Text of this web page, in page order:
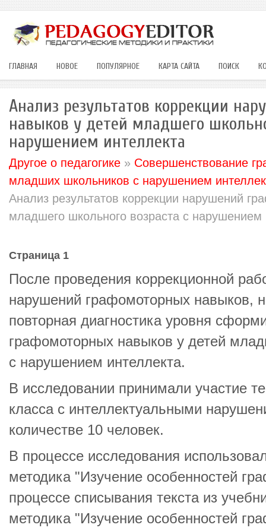
ГЛАВНАЯ НОВОЕ ПОПУЛЯРНОЕ КАРТА САЙТА ПОИСК
Анализ результатов коррекции
навыков у детей младшего
нарушением интеллекта
Другое о педагогике » Совершенствование
младших школьников с нарушением
Анализ результатов коррекции нарушений
младшего школьного возраста с нарушением
Страница 1
После проведения коррекционной
нарушений графомоторных навыков,
повторная диагностика уровня
графомоторных навыков у детей
с нарушением интеллекта.
В исследовании принимали участие
класса с интеллектуальными
количестве 10 человек.
В процессе исследования
методика "Изучение особенностей
процессе списывания текста из
методика "Изучение особенностей